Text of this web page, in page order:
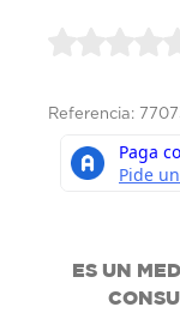
Referencia:
ES UN